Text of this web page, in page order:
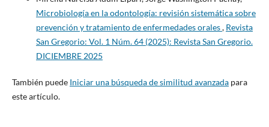
Microbiología en la odontología: revisión sistemática sobre
prevención y tratamiento de enfermedades orales, Revista
San Gregorio: Vol. 1 Núm. 64 (2025): Revista San Gregorio.
DICIEMBRE 2025
También puede Iniciar una búsqueda de similitud avanzadapara
este artículo.